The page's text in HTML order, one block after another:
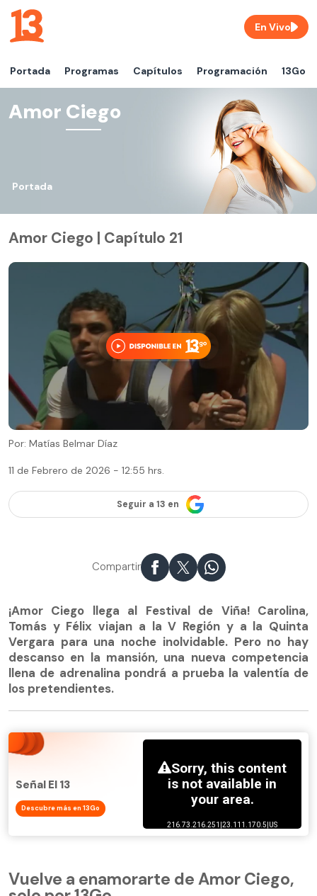
Portada Programas Capítulos Programación 13Go
En Vivo
Amor Ciego
Portada
Amor Ciego | Capítulo 21
Por: Matías Belmar Díaz
11 de Febrero de 2026 - 12:55 hrs.
Seguir a 13 en
Compartir
¡Amor Ciego llega al Festival de Viña! Carolina,
Tomás y Félix viajan a la V Región y a la Quinta
Vergara para una noche inolvidable. Pero no hay
descanso en la mansión, una nueva competencia
llena de adrenalina pondrá a prueba la valentía de
los pretendientes.
Señal El 13
Descubre más en 13Go
Vuelve a enamorarte de Amor Ciego,